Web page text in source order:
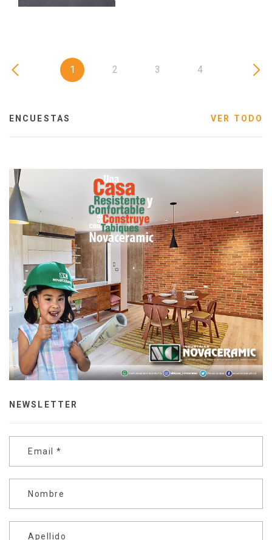
1 2 3 4
ENCUESTAS VER TODO
NEWSLETTER
Email *
Nombre
Apellido